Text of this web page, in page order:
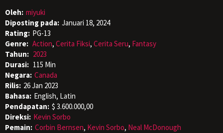
Oleh: miyuki
Diposting pada: Januari 18, 2024
Rating: PG-13
Genre: Action, Cerita Fiksi, Cerita Seru, Fantasy
Tahun: 2023
Durasi: 115 Min
Negara: Canada
Rilis: 26 Jan 2023
Bahasa: English, Latin
Pendapatan: $ 3.600.000,00
Direksi: Kevin Sorbo
Pemain: Corbin Bernsen, Kevin Sorbo, Neal McDonough